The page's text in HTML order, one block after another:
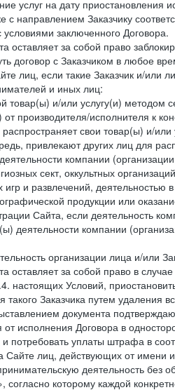
услуг на дату приостановления
с направлением Заказчику
заключенного Договора.
оставляет за собой право
договор с Заказчиком в любое
лиц, если такие Заказчик и/
и иных лиц:
товар(ы) и/или услугу(и) методом
от производителя/исполнителя к
свои товар(ы) и/
привлекают других лиц для
компании
сект, оккультных
игр и развлечений,
продукции или
Сайта, если деятельность
деятельности компании
организации лица и/или
оставляет за собой право в
настоящих Условий,
такого Заказчика путем
документа
от исполнения Договора в
потребовать уплаты штрафа в
Сайте лиц, действующих от имени
деятельность без
которому каждой